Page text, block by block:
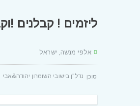
ליזמים ! קבלנים !וקבוצות
אלפי מנשה, ישראל
נדל"ן בישובי השומרון יהודה&אבי